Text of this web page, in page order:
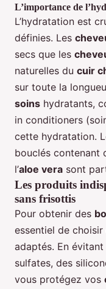
L’importance de
L’hydratation est
définies. Les
secs que les
naturelles du cuir
sur toute la
soins hydratants,
in conditioners
cette hydratation.
bouclés contenant
l’aloe vera sont
Les produits
sans frisottis
Pour obtenir des
essentiel de choisir
adaptés. En
sulfates, des
vous protégez vos